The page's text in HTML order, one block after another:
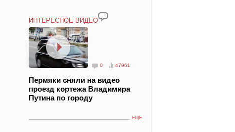
ИНТЕРЕСНОЕ ВИДЕО
0 47961
Пермяки сняли на видео
проезд кортежа Владимира
Путина по городу
ЕЩЁ